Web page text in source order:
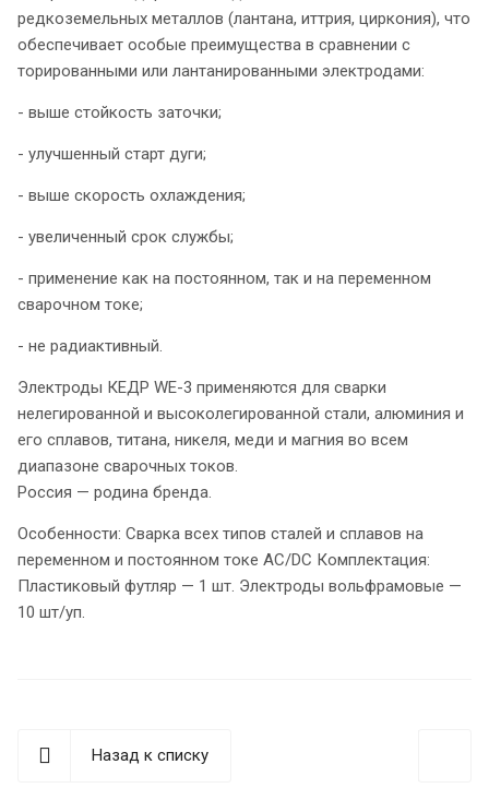
редкоземельных металлов (лантана, иттрия, циркония), что
обеспечивает особые преимущества в сравнении с
торированными или лантанированными электродами:
- выше стойкость заточки;
- улучшенный старт дуги;
- выше скорость охлаждения;
- увеличенный срок службы;
- применение как на постоянном, так и на переменном
сварочном токе;
- не радиактивный.
Электроды КЕДР WE-3 применяются для сварки
нелегированной и высоколегированной стали, алюминия и
его сплавов, титана, никеля, меди и магния во всем
диапазоне сварочных токов.
Россия — родина бренда.
Особенности: Сварка всех типов сталей и сплавов на
переменном и постоянном токе AC/DC Комплектация:
Пластиковый футляр — 1 шт. Электроды вольфрамовые —
10 шт/уп.
Назад к списку